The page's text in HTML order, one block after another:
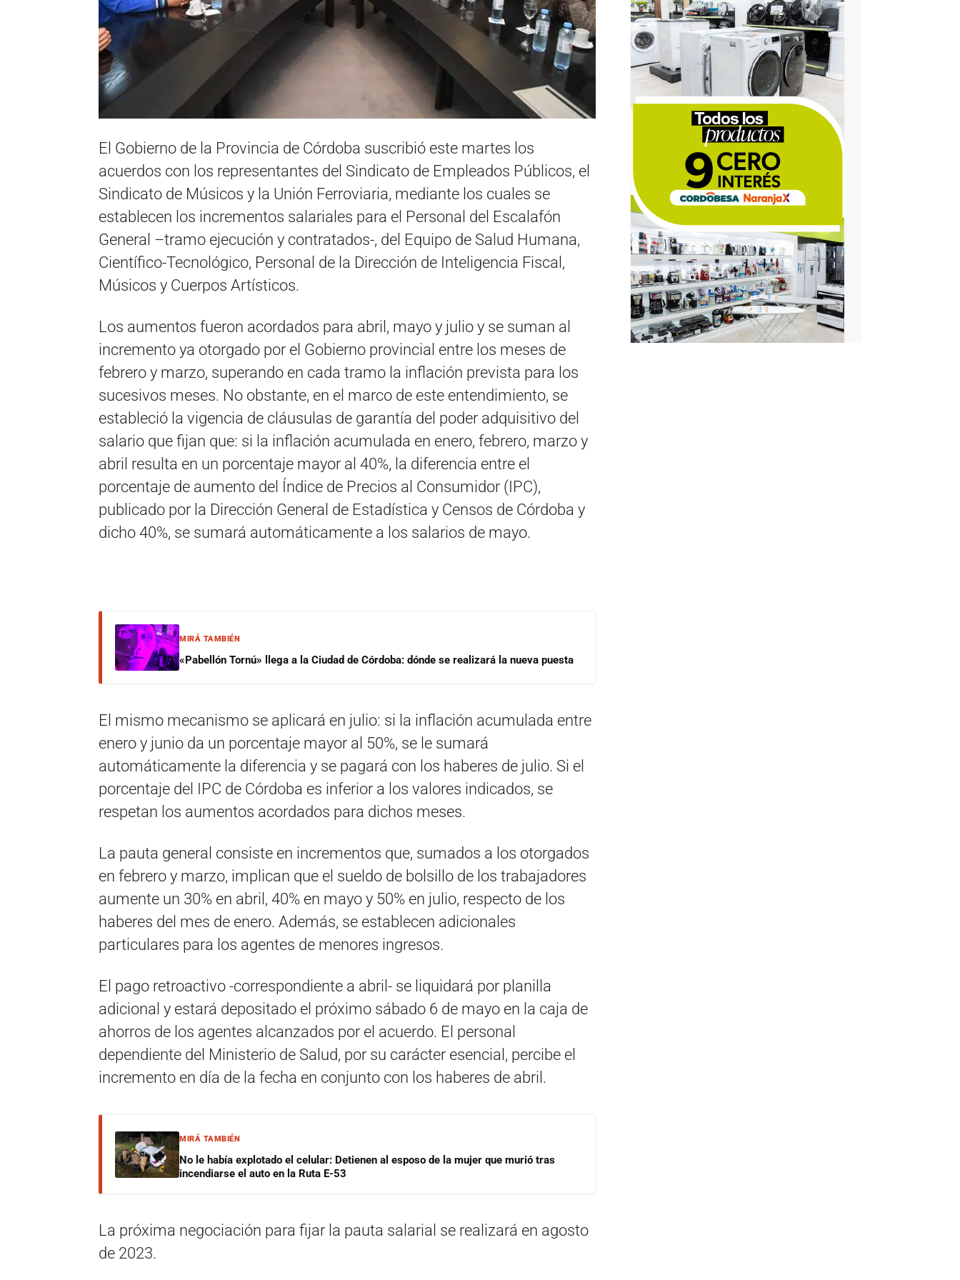
El Gobierno de la Provincia de Córdoba suscribió este martes los
acuerdos con los representantes del Sindicato de Empleados Públicos, el
Sindicato de Músicos y la Unión Ferroviaria, mediante los cuales se
establecen los incrementos salariales para el Personal del Escalafón
General –tramo ejecución y contratados-, del Equipo de Salud Humana,
Científico-Tecnológico, Personal de la Dirección de Inteligencia Fiscal,
Músicos y Cuerpos Artísticos.
Los aumentos fueron acordados para abril, mayo y julio y se suman al
incremento ya otorgado por el Gobierno provincial entre los meses de
febrero y marzo, superando en cada tramo la inflación prevista para los
sucesivos meses. No obstante, en el marco de este entendimiento, se
estableció la vigencia de cláusulas de garantía del poder adquisitivo del
salario que fijan que: si la inflación acumulada en enero, febrero, marzo y
abril resulta en un porcentaje mayor al 40%, la diferencia entre el
porcentaje de aumento del Índice de Precios al Consumidor (IPC),
publicado por la Dirección General de Estadística y Censos de Córdoba y
dicho 40%, se sumará automáticamente a los salarios de mayo.
MIRÁ TAMBIÉN
«Pabellón Tornú» llega a la Ciudad de Córdoba: dónde se realizará la nueva puesta
El mismo mecanismo se aplicará en julio: si la inflación acumulada entre
enero y junio da un porcentaje mayor al 50%, se le sumará
automáticamente la diferencia y se pagará con los haberes de julio. Si el
porcentaje del IPC de Córdoba es inferior a los valores indicados, se
respetan los aumentos acordados para dichos meses.
La pauta general consiste en incrementos que, sumados a los otorgados
en febrero y marzo, implican que el sueldo de bolsillo de los trabajadores
aumente un 30% en abril, 40% en mayo y 50% en julio, respecto de los
haberes del mes de enero. Además, se establecen adicionales
particulares para los agentes de menores ingresos.
El pago retroactivo -correspondiente a abril- se liquidará por planilla
adicional y estará depositado el próximo sábado 6 de mayo en la caja de
ahorros de los agentes alcanzados por el acuerdo. El personal
dependiente del Ministerio de Salud, por su carácter esencial, percibe el
incremento en día de la fecha en conjunto con los haberes de abril.
MIRÁ TAMBIÉN
No le había explotado el celular: Detienen al esposo de la mujer que murió tras
incendiarse el auto en la Ruta E-53
La próxima negociación para fijar la pauta salarial se realizará en agosto
de 2023.